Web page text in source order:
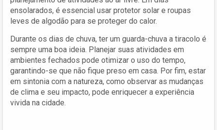
ensolarados, é essencial usar protetor solar e roupas
leves de algodão para se proteger do calor.
Durante os dias de chuva, ter um guarda-chuva a tiracolo é
sempre uma boa ideia. Planejar suas atividades em
ambientes fechados pode otimizar o uso do tempo,
garantindo-se que não fique preso em casa. Por fim, estar
em sintonia com a natureza, como observar as mudanças
de clima e seu impacto, pode enriquecer a experiência
vivida na cidade.